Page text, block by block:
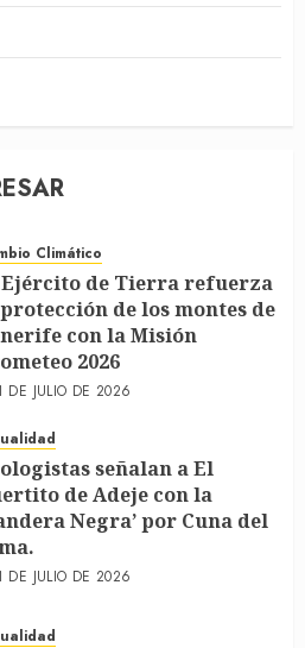
Climático
de Tierra refuerza
de los montes de
con la Misión
2026
DE JULIO DE 2026
señalan a El
de Adeje con la
Negra’ por Cuna del
DE JULIO DE 2026